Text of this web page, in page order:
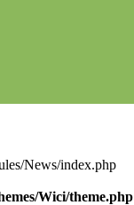
News/index.php
Wici/theme.php